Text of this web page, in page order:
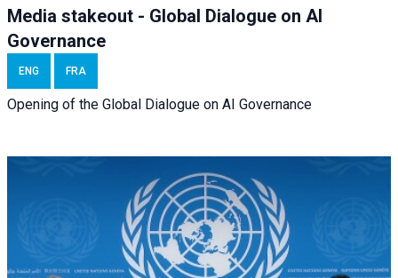
Media stakeout - Global Dialogue on AI
Governance
ENG FRA
Opening of the Global Dialogue on AI Governance